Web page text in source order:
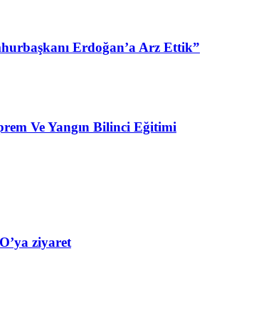
Erdoğan’a Arz Ettik”
Ve Yangın Bilinci Eğitimi
ziyaret